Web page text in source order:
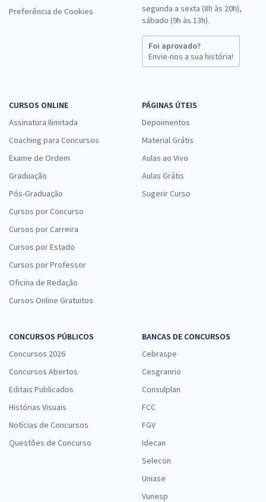
Preferência de Cookies
segunda a sexta (8h às 20h),
sábado (9h às 13h).
Foi aprovado?
Envie-nos a sua história!
CURSOS ONLINE
Assinatura Ilimitada
Coaching para Concursos
Exame de Ordem
Graduação
Pós-Graduação
Cursos por Concurso
Cursos por Carreira
Cursos por Estado
Cursos por Professor
Oficina de Redação
Cursos Online Gratuitos
PÁGINAS ÚTEIS
Depoimentos
Material Grátis
Aulas ao Vivo
Aulas Grátis
Sugerir Curso
CONCURSOS PÚBLICOS
Concursos 2026
Concursos Abertos
Editais Publicados
Histórias Visuais
Notícias de Concursos
Questões de Concurso
BANCAS DE CONCURSOS
Cebraspe
Cesgranrio
Consulplan
FCC
FGV
Idecan
Selecon
Uniase
Vunesp